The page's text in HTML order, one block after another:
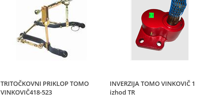
TRITOČKOVNI PRIKLOP TOMO
VINKOVIČ418-523
INVERZIJA TOMO VINKOVIČ 1
izhod TR